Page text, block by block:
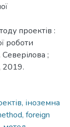
проектів :
роботи
;
2019.
іноземна
foreign